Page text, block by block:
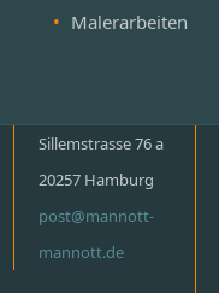
Malerarbeiten
Sillemstrasse 76 a
20257 Hamburg
post@mannott-
mannott.de